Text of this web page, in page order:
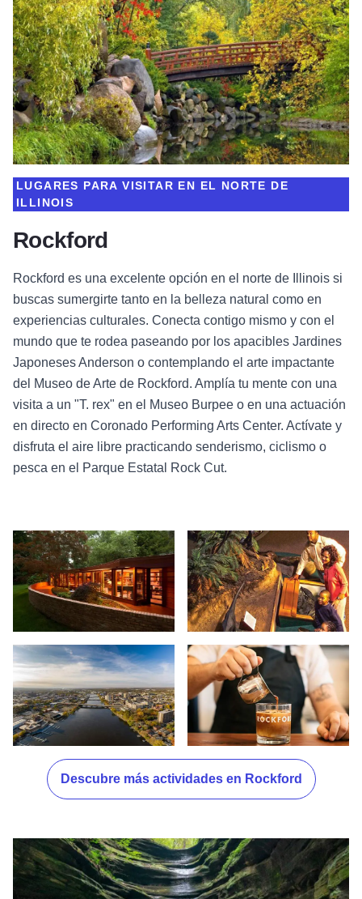
Rockford
LUGARES PARA VISITAR EN EL NORTE DE
ILLINOIS
Rockford es una excelente opción en el norte de Illinois si
buscas sumergirte tanto en la belleza natural como en
experiencias culturales. Conecta contigo mismo y con el
mundo que te rodea paseando por los apacibles Jardines
Japoneses Anderson o contemplando el arte impactante
del Museo de Arte de Rockford. Amplía tu mente con una
visita a un "T. rex" en el Museo Burpee o en una actuación
en directo en Coronado Performing Arts Center. Actívate y
disfruta el aire libre practicando senderismo, ciclismo o
pesca en el Parque Estatal Rock Cut.
Casa Laurent, Rockford Museo Burpee de Historia
Ciudad de Rockford Café - Tostado18 - Rockford
Descubre más actividades en Rockford